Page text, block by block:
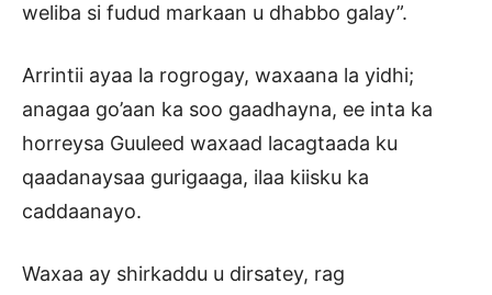
weliba si fudud markaan u dhabbo galay”.
Arrintii ayaa la rogrogay, waxaana la yidhi;
anagaa go’aan ka soo gaadhayna, ee inta ka
horreysa Guuleed waxaad lacagtaada ku
qaadanaysaa gurigaaga, ilaa kiisku ka
caddaanayo.
Waxaa ay shirkaddu u dirsatey, rag